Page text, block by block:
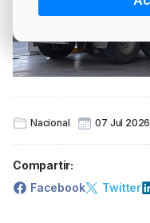
Nacional 07 Jul 2026
Compartir:
Facebook
Twitter
NEWSLETTER
LÍDERES
TABLÓN Y MARKETPLACE
GSO AGRÍCOLA
GSO PROFESIONAL
MOD. 500-503
LÍDERES